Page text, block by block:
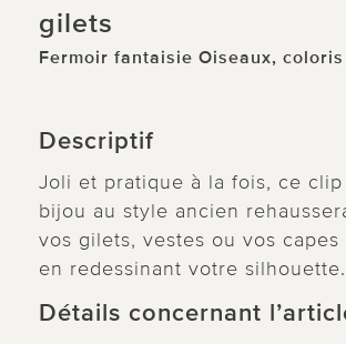
gilets
Fermoir fantaisie Oiseaux,
Descriptif
Joli et pratique à la fois, ce clip
bijou au style ancien
vos gilets, vestes ou vos capes
en redessinant votre silhouette.
Détails concernant